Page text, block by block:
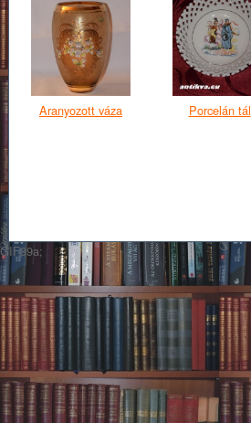
Aranyozott váza Porcelán tál
GIF89a;